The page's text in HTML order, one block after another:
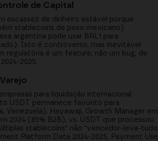
de Capital
escassez de dinheiro estável porque
stablecoins de peso mexicano)
argentina pode usar BRL1 para
Isto é controverso, mas inevitável
regulatória é um feature, não um bug, de
2025.
para liquidação internacional
USDT permanece favorito para
Venezuela). Hayawaji, Growth Manager em
2024 (85% B2B), vs. USDT que processou
stablecoins" não "vencedor-leva-tudo
Platform Data 2024-2025, Payment Use